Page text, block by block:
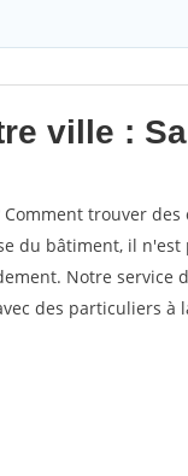
ville :
trouver
du bâtiment, il n'est
Notre service
des particuliers à